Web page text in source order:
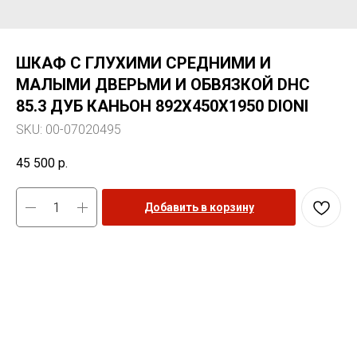
ШКАФ С ГЛУХИМИ СРЕДНИМИ И
МАЛЫМИ ДВЕРЬМИ И ОБВЯЗКОЙ DHC
85.3 ДУБ КАНЬОН 892Х450Х1950 DIONI
SKU: 00-07020495
45 500 р.
Добавить в корзину